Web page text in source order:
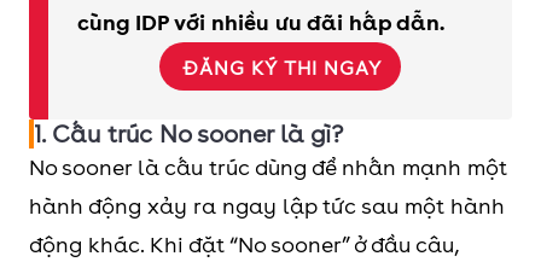
Hardly/Scarcely/Barely … when:
Hardly/Scarcely/Barely + had + S + V3 + when + S
As soon as: S + V-ed + as soon as + S + V-ed
cùng IDP với nhiều ưu đãi hấp dẫn.
ĐĂNG KÝ THI NGAY
1. Cấu trúc No sooner là gì?
No sooner là cấu trúc dùng để nhấn mạnh một
hành động xảy ra ngay lập tức sau một hành
động khác. Khi đặt “No sooner” ở đầu câu,